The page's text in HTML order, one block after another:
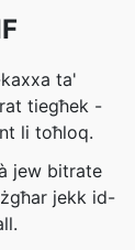
ta'
tiegħek -
li toħloq.
jew bitrate
jekk id-